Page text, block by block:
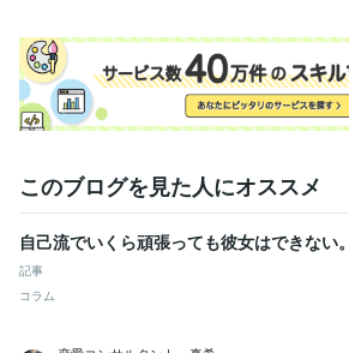
このブログを見た人にオススメ
自己流でいくら頑張っても彼女はできない。
記事
コラム